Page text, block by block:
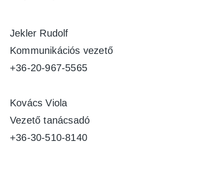
Jekler Rudolf
Kommunikációs vezető
+36-20-967-5565
Kovács Viola
Vezető tanácsadó
+36-30-510-8140